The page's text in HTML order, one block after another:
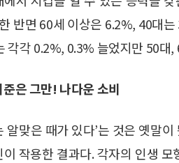
반면 60세 이상은 6.2%, 40대
각각 0.2%, 0.3% 늘었지만 50대
은 그만! 나다운 소비
알맞은 때가 있다’는 것은 옛말
이 작용한 결과다. 각자의 인생